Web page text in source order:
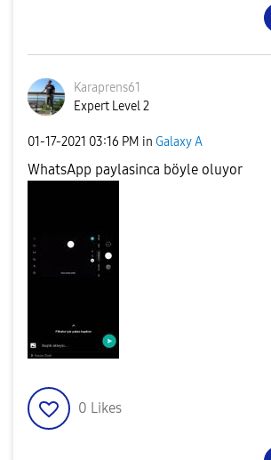
Karaprens61
Expert Level 2
‎01-17-2021 03:16 PM in Galaxy A
WhatsApp paylasinca böyle oluyor
0 Likes